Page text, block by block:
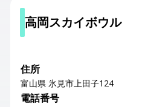
高岡スカイボウル
住所
富山県 氷見市上田子124
電話番号